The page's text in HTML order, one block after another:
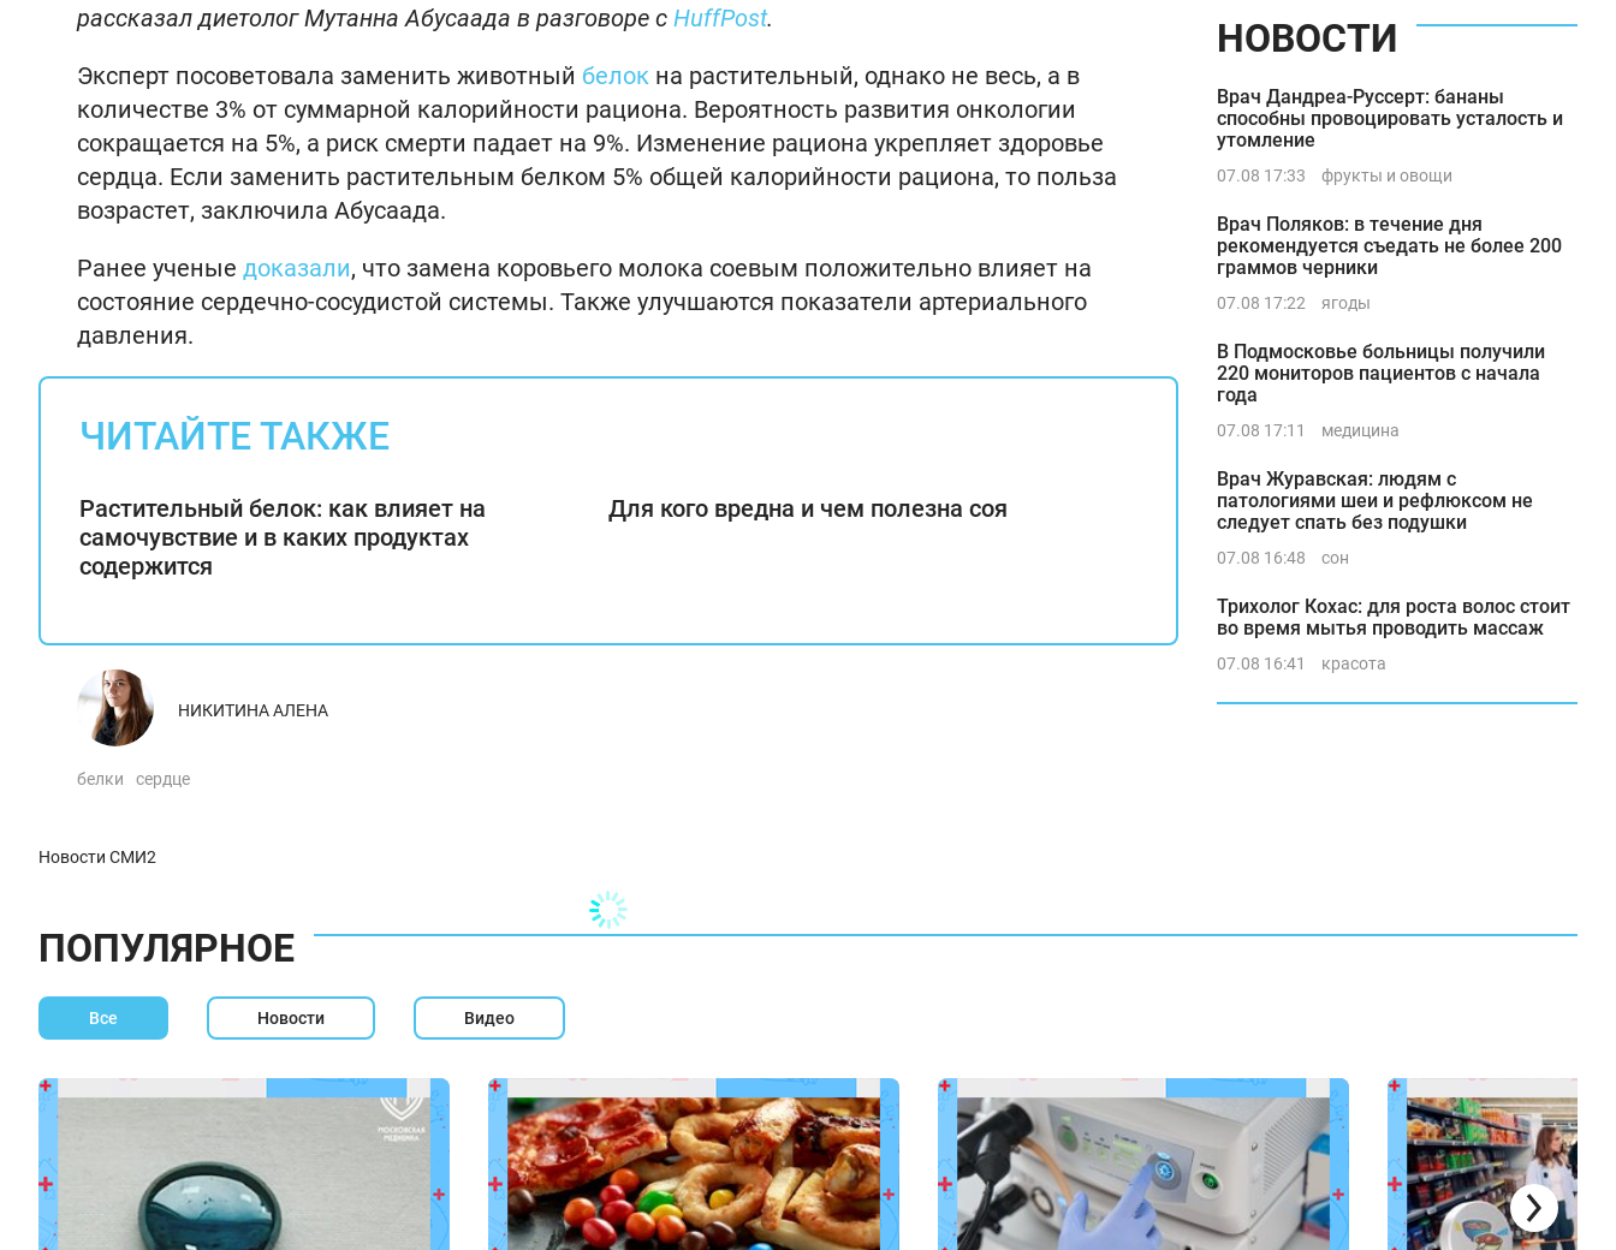
рассказал диетолог Мутанна Абусаада в разговоре с HuffPost.
Эксперт посоветовала заменить животный белок на растительный, однако не весь, а в
количестве 3% от суммарной калорийности рациона. Вероятность развития онкологии
сокращается на 5%, а риск смерти падает на 9%. Изменение рациона укрепляет здоровье
сердца. Если заменить растительным белком 5% общей калорийности рациона, то польза
возрастет, заключила Абусаада.
Ранее ученые доказали, что замена коровьего молока соевым положительно влияет на
состояние сердечно-сосудистой системы. Также улучшаются показатели артериального
давления.
ЧИТАЙТЕ ТАКЖЕ
Растительный белок: как влияет на
самочувствие и в каких продуктах
содержится
Для кого вредна и чем полезна соя
НИКИТИНА АЛЕНА
белки сердце
Новости СМИ2
НОВОСТИ
Врач Дандреа-Руссерт: бананы
способны провоцировать усталость и
утомление
07.08 17:33 фрукты и овощи
Врач Поляков: в течение дня
рекомендуется съедать не более 200
граммов черники
07.08 17:22 ягоды
В Подмосковье больницы получили
220 мониторов пациентов с начала
года
07.08 17:11 медицина
Врач Журавская: людям с
патологиями шеи и рефлюксом не
следует спать без подушки
07.08 16:48 сон
Трихолог Кохас: для роста волос стоит
во время мытья проводить массаж
07.08 16:41 красота
ПОПУЛЯРНОЕ
Все Новости Видео